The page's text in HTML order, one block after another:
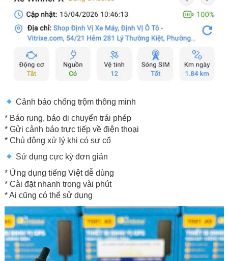
Cảnh báo chống trộm thông minh
* Báo rung, báo di chuyển trái phép
* Gửi cảnh báo trực tiếp về điện thoại
* Chủ động xử lý khi có sự cố
Sử dụng cực kỳ đơn giản
* Ứng dụng tiếng Việt dễ dùng
* Cài đặt nhanh trong vài phút
* Ai cũng có thể sử dụng